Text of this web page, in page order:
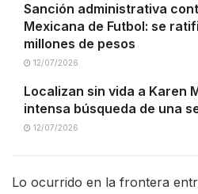
Sanción administrativa
Mexicana de Futbol: se
millones de pesos
12/07/2026
Localizan sin vida a Karen
intensa búsqueda de una
12/07/2026
Lo ocurrido en la frontera